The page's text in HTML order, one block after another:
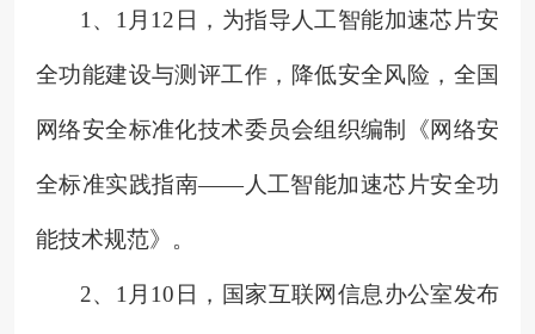
1、 1月12日，为指导人工智能加速芯片安
全功能建设与测评工作，降低安全风险，全国
网络安全标准化技术委员会组织编制《网络安
全标准实践指南——人工智能加速芯片安全功
能技术规范》。
2、 1月10日，国家互联网信息办公室发布